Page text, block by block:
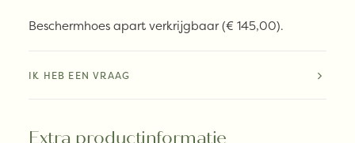
Beschermhoes apart verkrijgbaar (€ 145,00).
IK HEB EEN VRAAG
Extra productinformatie